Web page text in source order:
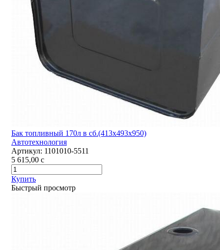
Бак топливный 170л в сб.(413х493х950)
Автотехнология
Артикул: 1101010-5511
5 615,00 c
Купить
Быстрый просмотр